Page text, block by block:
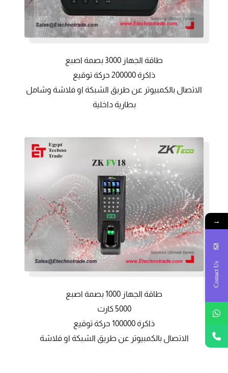
طاقة الجهاز 3000 بصمة اصبع
ذاكرة 200000 حركة توقيع
الاتصال بالكمبيوتر عن طريق الشبكة او فلاشة وشامل
بطارية داخلية
طاقة الجهاز 1000 بصمة اصبع
5000 كارت
ذاكرة 100000 حركة توقيع
الاتصال بالكمبيوتر عن طريق الشبكة او فلاشة
→
Contact Us